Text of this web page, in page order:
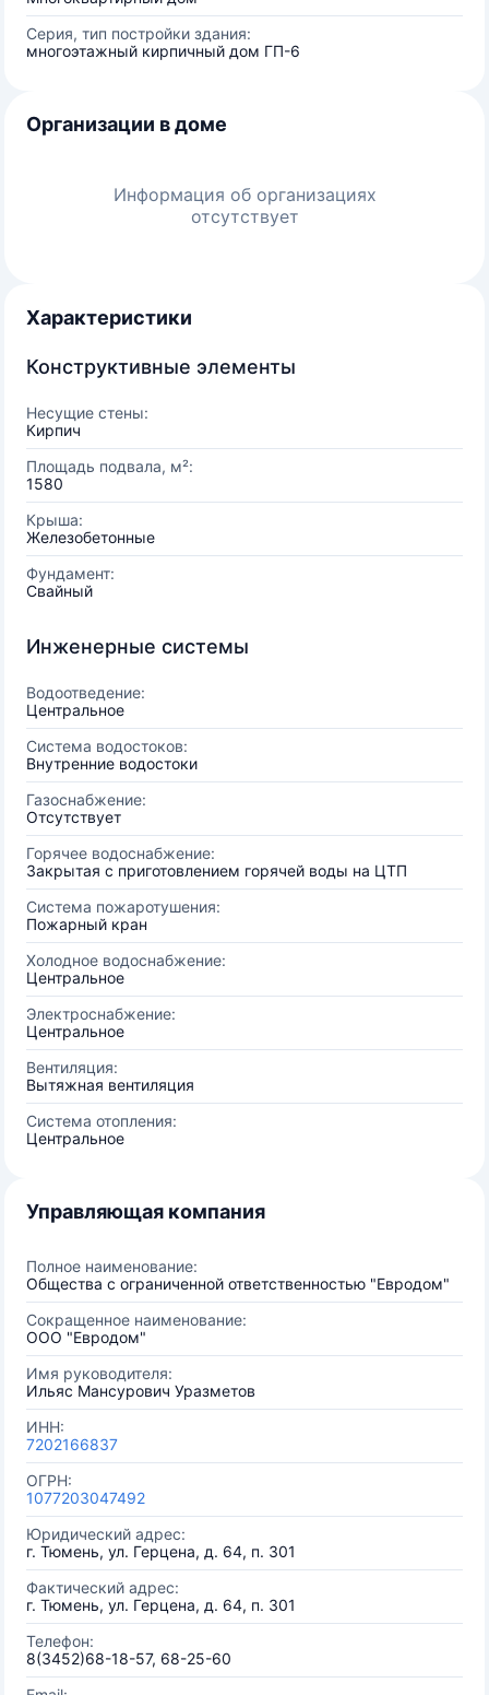
Серия, тип постройки здания:
многоэтажный кирпичный дом ГП-6
Организации в доме
Информация об организациях
отсутствует
Характеристики
Конструктивные элементы
Несущие стены:
Кирпич
Площадь подвала, м²:
1580
Крыша:
Железобетонные
Фундамент:
Свайный
Инженерные системы
Водоотведение:
Центральное
Система водостоков:
Внутренние водостоки
Газоснабжение:
Отсутствует
Горячее водоснабжение:
Закрытая с приготовлением горячей воды на ЦТП
Система пожаротушения:
Пожарный кран
Холодное водоснабжение:
Центральное
Электроснабжение:
Центральное
Вентиляция:
Вытяжная вентиляция
Система отопления:
Центральное
Управляющая компания
Полное наименование:
Общества с ограниченной ответственностью "Евродом"
Сокращенное наименование:
ООО "Евродом"
Имя руководителя:
Ильяс Мансурович Уразметов
ИНН:
7202166837
ОГРН:
1077203047492
Юридический адрес:
г. Тюмень, ул. Герцена, д. 64, п. 301
Фактический адрес:
г. Тюмень, ул. Герцена, д. 64, п. 301
Телефон:
8(3452)68-18-57, 68-25-60